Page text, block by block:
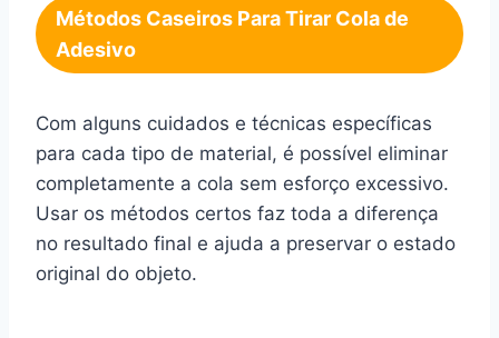
Métodos Caseiros Para Tirar Cola de
Adesivo
Com alguns cuidados e técnicas específicas
para cada tipo de material, é possível eliminar
completamente a cola sem esforço excessivo.
Usar os métodos certos faz toda a diferença
no resultado final e ajuda a preservar o estado
original do objeto.